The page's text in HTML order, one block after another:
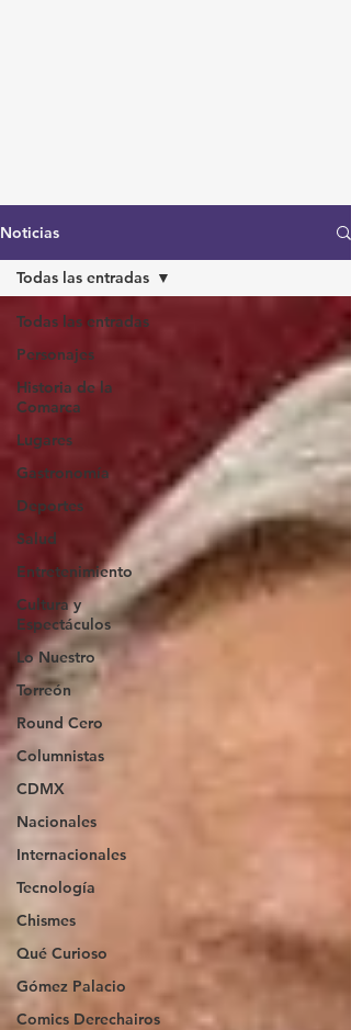
Noticias
Todas las entradas
Personajes
Historia de la
Comarca
Lugares
Gastronomía
Deportes
Salud
Entretenimiento
Cultura y
Espectáculos
Lo Nuestro
Torreón
Round Cero
Columnistas
CDMX
Nacionales
Internacionales
Tecnología
Chismes
Qué Curioso
Gómez Palacio
Comics Derechairos
Todas las entradas